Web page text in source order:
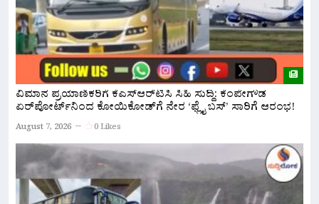
ವಿಮಾನ ಪ್ರಯಾಣಿಕರಿಗೆ ಕೆಎಸ್‌ಆರ್‌ಟಿಸಿ ಸಿಹಿ ಸುದ್ದಿ: ಕೆಂಪೇಗೌಡ
ಏರ್‌ಪೋರ್ಟ್‌ನಿಂದ ಕೋಯಿಕೋಡ್‌ಗೆ ನೇರ ‘ಫ್ಲೈ ಬಸ್’ ಸಾರಿಗೆ ಆರಂಭ!
August 7, 2026 0 Likes